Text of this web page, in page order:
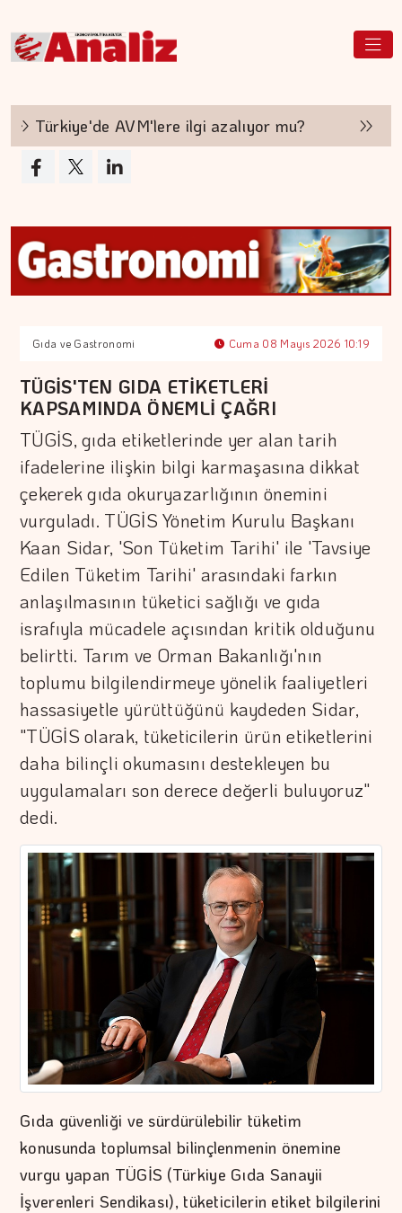
Türkiye'de AVM'lere ilgi azalıyor mu?
Gıda ve Gastronomi Cuma 08 Mayıs 2026 10:19
TÜGİS'TEN GIDA ETİKETLERİ
KAPSAMINDA ÖNEMLİ ÇAĞRI
TÜGİS, gıda etiketlerinde yer alan tarih
ifadelerine ilişkin bilgi karmaşasına dikkat
çekerek gıda okuryazarlığının önemini
vurguladı. TÜGİS Yönetim Kurulu Başkanı
Kaan Sidar, 'Son Tüketim Tarihi' ile 'Tavsiye
Edilen Tüketim Tarihi' arasındaki farkın
anlaşılmasının tüketici sağlığı ve gıda
israfıyla mücadele açısından kritik olduğunu
belirtti. Tarım ve Orman Bakanlığı'nın
toplumu bilgilendirmeye yönelik faaliyetleri
hassasiyetle yürüttüğünü kaydeden Sidar,
"TÜGİS olarak, tüketicilerin ürün etiketlerini
daha bilinçli okumasını destekleyen bu
uygulamaları son derece değerli buluyoruz"
dedi.
Gıda güvenliği ve sürdürülebilir tüketim
konusunda toplumsal bilinçlenmenin önemine
vurgu yapan TÜGİS (Türkiye Gıda Sanayii
İşverenleri Sendikası), tüketicilerin etiket bilgilerini